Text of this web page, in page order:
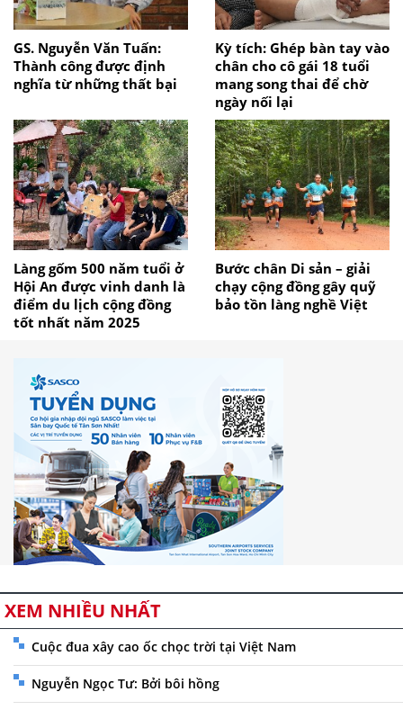
GS. Nguyễn Văn Tuấn:
Thành công được định
nghĩa từ những thất bại
Kỳ tích: Ghép bàn tay vào
chân cho cô gái 18 tuổi
mang song thai để chờ
ngày nối lại
Làng gốm 500 năm tuổi ở
Hội An được vinh danh là
điểm du lịch cộng đồng
tốt nhất năm 2025
Bước chân Di sản – giải
chạy cộng đồng gây quỹ
bảo tồn làng nghề Việt
XEM NHIỀU NHẤT
Cuộc đua xây cao ốc chọc trời tại Việt Nam
Nguyễn Ngọc Tư: Bởi bôi hồng